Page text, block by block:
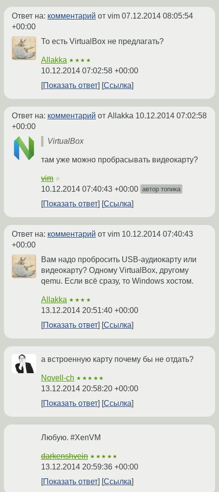
Ответ на: комментарий от vim 07.12.2014 08:05:54
+00:00
То есть VirtualBox не предлагать?
Allakka ★★★★
10.12.2014 07:02:58 +00:00
Показать ответ
Ссылка
Ответ на: комментарий от Allakka 10.12.2014 07:02:58
+00:00
VirtualBox
там уже можно пробрасывать видеокарту?
vim ☆
10.12.2014 07:40:43 +00:00 автор топика
Показать ответ Ссылка
Ответ на: комментарий от vim 10.12.2014 07:40:43
+00:00
Вам надо пробросить USB-аудиокарту или
видеокарту? Одному VirtualBox, другому
qemu. Если всё сразу, то Windows хостом.
Allakka ★★★★
13.12.2014 20:51:40 +00:00
Показать ответ
Ссылка
а встроенную карту почему бы не отдать?
Novell-ch ★★★★★
13.12.2014 20:58:20 +00:00
Показать ответ
Ссылка
Любую. #XenVM
darkenshvein ★★★★★
13.12.2014 20:59:36 +00:00
Показать ответ
Ссылка